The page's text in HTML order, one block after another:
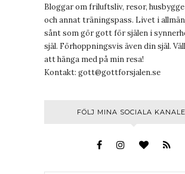
Bloggar om friluftsliv, resor,
och annat träningspass. Livet i
sånt som gör gott för själen i
själ. Förhoppningsvis även din själ.
att hänga med på min resa!
Kontakt: gott@gottforsjalen.se
FÖLJ MINA SOCIALA